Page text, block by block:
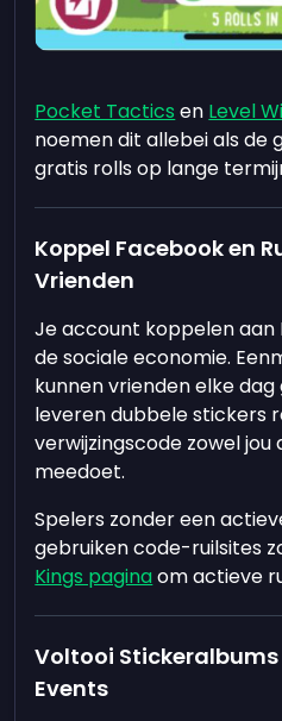
Pocket Tactics en Level
noemen dit allebei als de
gratis rolls op lange
Koppel Facebook en
Vrienden
Je account koppelen
de sociale economie.
kunnen vrienden elke
leveren dubbele stickers
verwijzingscode zowel jou
meedoet.
Spelers zonder een
gebruiken code-ruilsites
Kings paginaom actieve
Voltooi
Events